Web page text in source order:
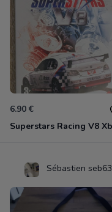
6.90 €
Sébastien seb63